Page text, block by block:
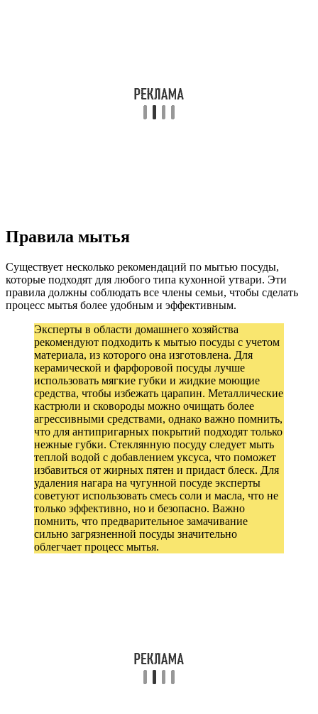
Правила мытья
Существует несколько рекомендаций по мытью посуды,
которые подходят для любого типа кухонной утвари. Эти
правила должны соблюдать все члены семьи, чтобы сделать
процесс мытья более удобным и эффективным.
Эксперты в области домашнего хозяйства
рекомендуют подходить к мытью посуды с учетом
материала, из которого она изготовлена. Для
керамической и фарфоровой посуды лучше
использовать мягкие губки и жидкие моющие
средства, чтобы избежать царапин. Металлические
кастрюли и сковороды можно очищать более
агрессивными средствами, однако важно помнить,
что для антипригарных покрытий подходят только
нежные губки. Стеклянную посуду следует мыть
теплой водой с добавлением уксуса, что поможет
избавиться от жирных пятен и придаст блеск. Для
удаления нагара на чугунной посуде эксперты
советуют использовать смесь соли и масла, что не
только эффективно, но и безопасно. Важно
помнить, что предварительное замачивание
сильно загрязненной посуды значительно
облегчает процесс мытья.